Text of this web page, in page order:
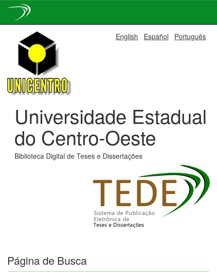
navigation
English Español Português
Universidade Estadual
do Centro-Oeste
Biblioteca Digital de Teses e Dissertações
Página de Busca